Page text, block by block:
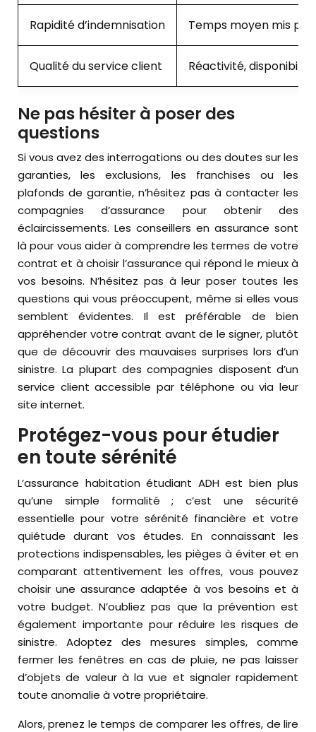
Rapidité d’indemnisation Temps moyen mis
Qualité du service client Réactivité,
Ne pas hésiter à poser des
questions
Si vous avez des interrogations ou des doutes sur les
garanties, les exclusions, les franchises ou les
plafonds de garantie, n’hésitez pas à contacter les
compagnies d’assurance pour obtenir des
éclaircissements. Les conseillers en assurance sont
là pour vous aider à comprendre les termes de votre
contrat et à choisir l’assurance qui répond le mieux à
vos besoins. N’hésitez pas à leur poser toutes les
questions qui vous préoccupent, même si elles vous
semblent évidentes. Il est préférable de bien
appréhender votre contrat avant de le signer, plutôt
que de découvrir des mauvaises surprises lors d’un
sinistre. La plupart des compagnies disposent d’un
service client accessible par téléphone ou via leur
site internet.
Protégez-vous pour étudier
en toute sérénité
L’assurance habitation étudiant ADH est bien plus
qu’une simple formalité ; c’est une sécurité
essentielle pour votre sérénité financière et votre
quiétude durant vos études. En connaissant les
protections indispensables, les pièges à éviter et en
comparant attentivement les offres, vous pouvez
choisir une assurance adaptée à vos besoins et à
votre budget. N’oubliez pas que la prévention est
également importante pour réduire les risques de
sinistre. Adoptez des mesures simples, comme
fermer les fenêtres en cas de pluie, ne pas laisser
d’objets de valeur à la vue et signaler rapidement
toute anomalie à votre propriétaire.
Alors, prenez le temps de comparer les offres, de lire